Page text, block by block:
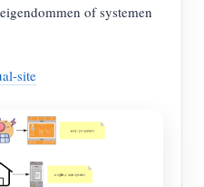
of systemen
site